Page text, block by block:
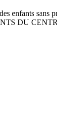
enfants sans
DU